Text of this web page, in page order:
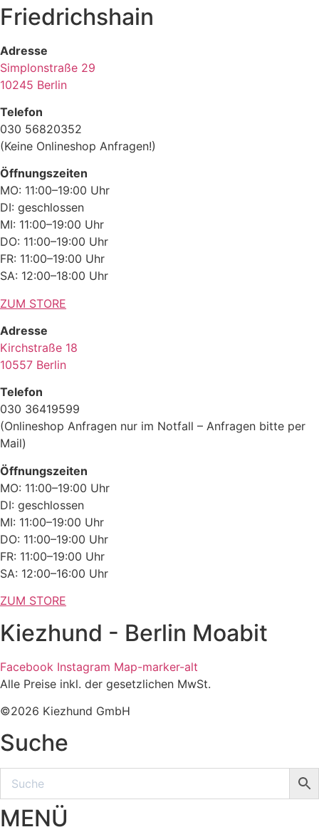
Friedrichshain
Adresse
Simplonstraße 29
10245 Berlin
Telefon
030 56820352
(Keine Onlineshop Anfragen!)
Öffnungszeiten
MO: 11:00–19:00 Uhr
DI: geschlossen
MI: 11:00–19:00 Uhr
DO: 11:00–19:00 Uhr
FR: 11:00–19:00 Uhr
SA: 12:00–18:00 Uhr
ZUM STORE
Adresse
Kirchstraße 18
10557 Berlin
Telefon
030 36419599
(Onlineshop Anfragen nur im Notfall – Anfragen bitte per
Mail)
Öffnungszeiten
MO: 11:00–19:00 Uhr
DI: geschlossen
MI: 11:00–19:00 Uhr
DO: 11:00–19:00 Uhr
FR: 11:00–19:00 Uhr
SA: 12:00–16:00 Uhr
ZUM STORE
Kiezhund - Berlin Moabit
Facebook Instagram Map-marker-alt
Alle Preise inkl. der gesetzlichen MwSt.
©2026 Kiezhund GmbH
Suche
MENÜ